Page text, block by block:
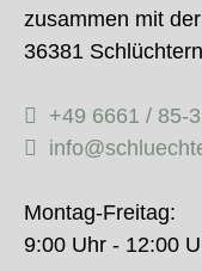
zusammen mit
36381 Schlüchtern
+49 6661 / 85-
Montag-Freitag:
9:00 Uhr - 12:00